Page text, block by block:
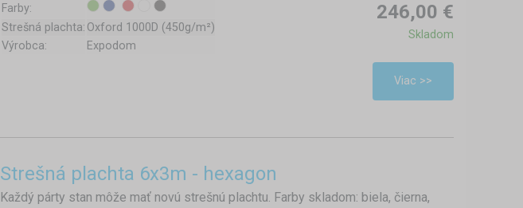
Farby:
Strešná plachta: Oxford 1000D (450g/m²)
Výrobca:
Expodom
246,00 €
Skladom
Viac >>
Strešná plachta 6x3m - hexagon
Každý párty stan môže mať novú strešnú plachtu. Farby skladom: biela, čierna,